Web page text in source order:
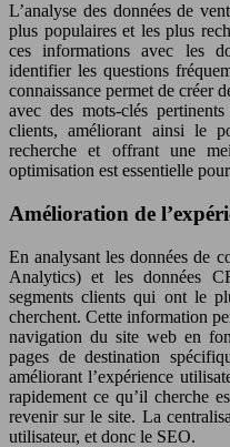
L’analyse des données de
plus populaires et les plus
ces informations avec les
identifier les questions
connaissance permet de créer
avec des mots-clés
clients, améliorant ainsi le
recherche et offrant une
optimisation est essentielle
Amélioration de
En analysant les données de
Analytics) et les données
segments clients qui ont le
cherchent. Cette information
navigation du site web en
pages de destination
améliorant l’expérience
rapidement ce qu’il cherche
revenir sur le site. La
utilisateur, et donc le SEO.